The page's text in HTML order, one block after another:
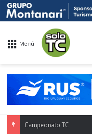
Menú
Calendario TC 2026